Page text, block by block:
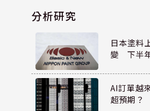
分析研究
日本塗料
變 下半
AI訂單越
超預期？